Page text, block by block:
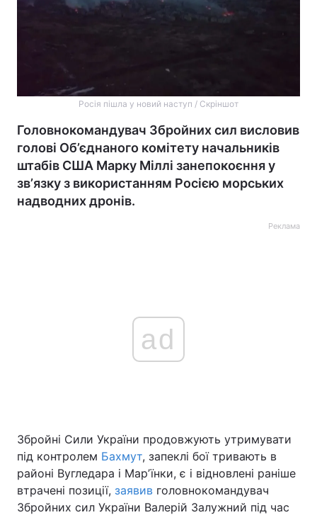
Україна
Економіка Світ
Спорт Наука
Росія пішла у новий наступ / Скріншот
Головнокомандувач Збройних сил висловив
голові Об’єднаного комітету начальників
штабів США Марку Міллі занепокоєння у
звʼязку з використанням Росією морських
надводних дронів.
Реклама
ad
Збройні Сили України продовжують утримувати
під контролем Бахмут, запеклі бої тривають в
районі Вугледара і Марʼїнки, є і відновлені раніше
втрачені позиції, заявив головнокомандувач
Збройних сил України Валерій Залужний під час